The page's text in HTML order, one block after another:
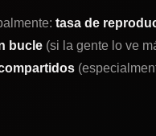
tasa de
bucle (si la gente lo ve